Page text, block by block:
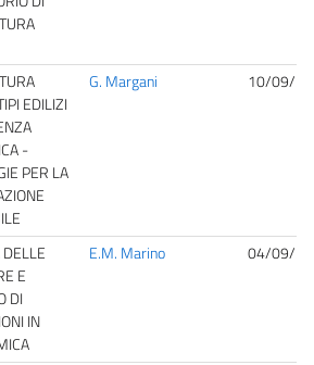
EDILIZI
-
PER LA
G. Margani 10/09/
E
DI
IN
E.M. Marino 04/09/